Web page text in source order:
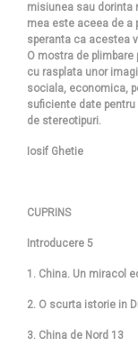
misiunea sau dorinta
mea este aceea de a
speranta ca acestea
O mostra de
cu rasplata unor
sociala, economica,
suficiente date
de stereotipuri.
Iosif Ghetie
CUPRINS
Introducere 5
1. China. Un miracol
2. O scurta istorie in
3. China de Nord 13